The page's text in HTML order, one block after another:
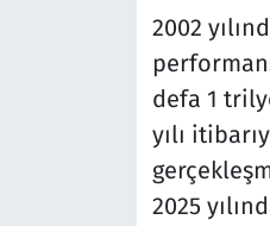
2002
defa 1
yılı
2025